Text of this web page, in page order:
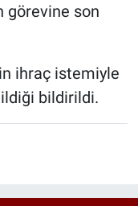
görevine son
ihraç istemiyle
bildirildi.